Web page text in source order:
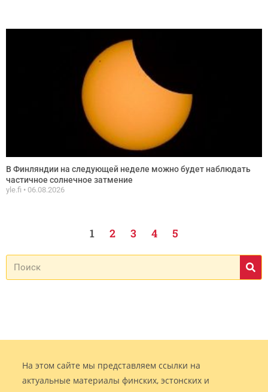
В Финляндии на следующей неделе можно будет наблюдать
частичное солнечное затмение
yle.fi 06.08.2026
1 2 3 4 5
На этом сайте мы представляем ссылки на
актуальные материалы финских, эстонских и